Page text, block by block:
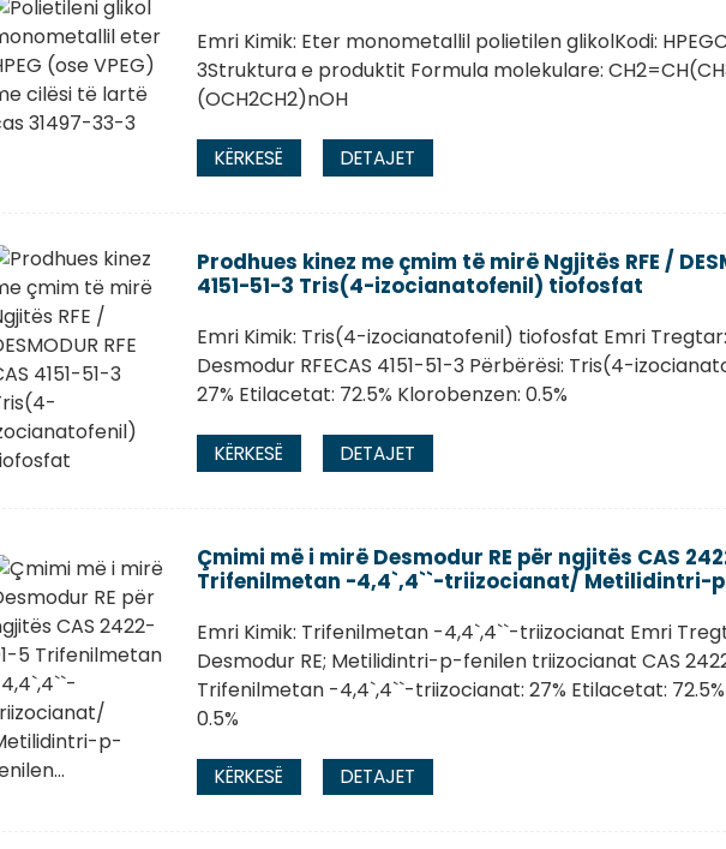
Emri Kimik: Eter monometallil polietilen glikolKodi:
3Struktura e produktit Formula molekulare:
(OCH2CH2)nOH
KËRKESË DETAJET
Prodhues kinez me çmim të mirë Ngjitës RFE /
4151-51-3 Tris(4-izocianatofenil) tiofosfat
Emri Kimik: Tris(4-izocianatofenil) tiofosfat Emri Tregtar:
Desmodur RFECAS 4151-51-3 Përbërësi: Tris(4-
27% Etilacetat: 72.5% Klorobenzen: 0.5%
KËRKESË DETAJET
Çmimi më i mirë Desmodur RE për ngjitës CAS
Trifenilmetan -4,4`,4``-triizocianat/ Metilidintri-
Emri Kimik: Trifenilmetan -4,4`,4``-triizocianat Emri
Desmodur RE; Metilidintri-p-fenilen triizocianat CAS
Trifenilmetan -4,4`,4``-triizocianat: 27% Etilacetat:
0.5%
KËRKESË DETAJET